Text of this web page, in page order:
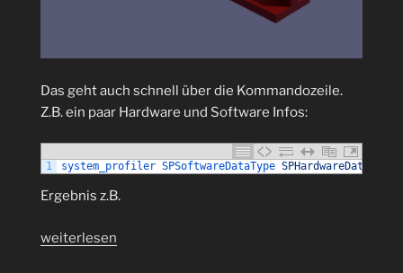
Das geht auch schnell über die Kommandozeile.
Z.B. ein paar Hardware und Software Infos:
1 system_profiler SPSoftwareDataType SPHardwareDataType
Ergebnis z.B.
„Systeminfos
weiterlesen